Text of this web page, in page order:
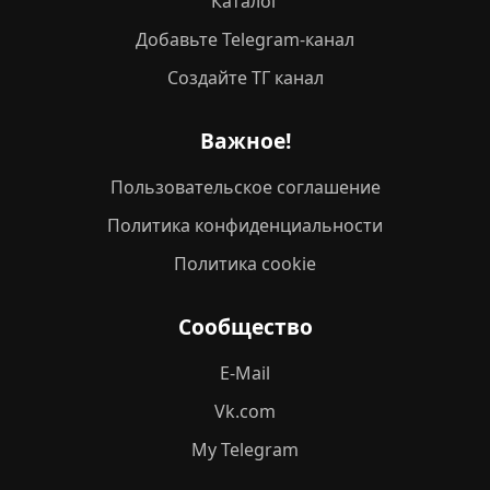
Добавьте Telegram-канал
Создайте ТГ канал
Важное!
Пользовательское соглашение
Политика конфиденциальности
Политика cookie
Сообщество
E-Mail
Vk.com
My Telegram